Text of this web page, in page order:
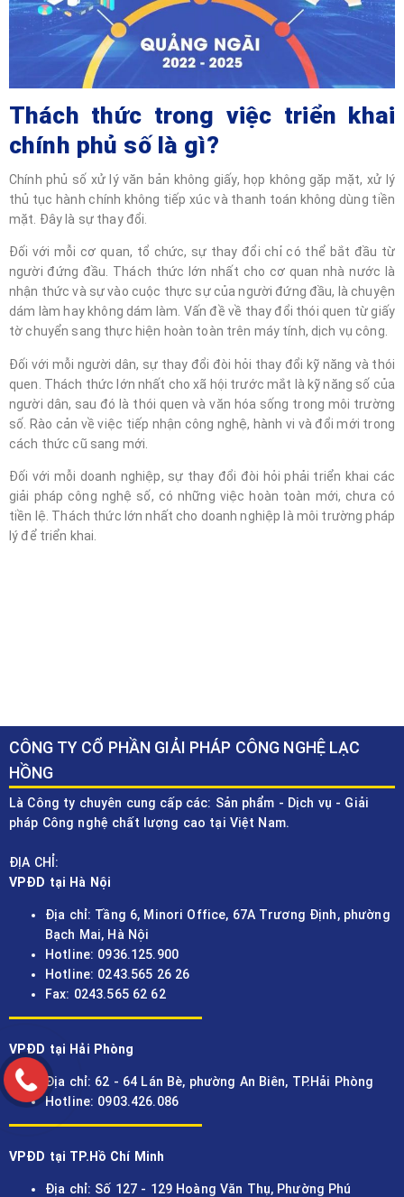
Thách thức trong việc triển khai
chính phủ số là gì?
Chính phủ số xử lý văn bản không giấy, họp không gặp mặt, xử lý
thủ tục hành chính không tiếp xúc và thanh toán không dùng tiền
mặt. Đây là sự thay đổi.
Đối với mỗi cơ quan, tổ chức, sự thay đổi chỉ có thể bắt đầu từ
người đứng đầu. Thách thức lớn nhất cho cơ quan nhà nước là
nhận thức và sự vào cuộc thực sự của người đứng đầu, là chuyện
dám làm hay không dám làm. Vấn đề về thay đổi thói quen từ giấy
tờ chuyển sang thực hiện hoàn toàn trên máy tính, dịch vụ công.
Đối với mỗi người dân, sự thay đổi đòi hỏi thay đổi kỹ năng và thói
quen. Thách thức lớn nhất cho xã hội trước mắt là kỹ năng số của
người dân, sau đó là thói quen và văn hóa sống trong môi trường
số. Rào cản về việc tiếp nhận công nghệ, hành vi và đổi mới trong
cách thức cũ sang mới.
Đối với mỗi doanh nghiệp, sự thay đổi đòi hỏi phải triển khai các
giải pháp công nghệ số, có những việc hoàn toàn mới, chưa có
tiền lệ. Thách thức lớn nhất cho doanh nghiệp là môi trường pháp
lý để triển khai.
CÔNG TY CỔ PHẦN GIẢI PHÁP CÔNG NGHỆ LẠC
HỒNG
Là Công ty chuyên cung cấp các: Sản phẩm - Dịch vụ - Giải
pháp Công nghệ chất lượng cao tại Việt Nam.
ĐỊA CHỈ:
VPĐD tại Hà Nội
Địa chỉ: Tầng 6, Minori Office, 67A Trương Định, phường
Bạch Mai, Hà Nội
Hotline: 0936.125.900
Hotline: 0243.565 26 26
Fax: 0243.565 62 62
VPĐD tại Hải Phòng
Địa chỉ: 62 - 64 Lán Bè, phường An Biên, TP.Hải Phòng
Hotline: 0903.426.086
VPĐD tại TP.Hồ Chí Minh
Địa chỉ: Số 127 - 129 Hoàng Văn Thụ, Phường Phú